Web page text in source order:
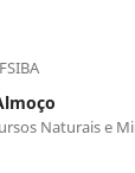
Naturais e